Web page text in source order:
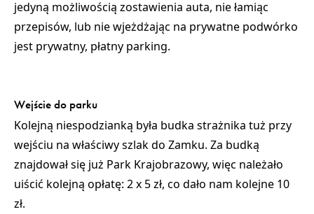
jedyną możliwością zostawienia auta, nie łamiąc
przepisów, lub nie wjeżdżając na prywatne podwórko
jest prywatny, płatny parking.
Wejście do parku
Kolejną niespodzianką była budka strażnika tuż przy
wejściu na właściwy szlak do Zamku. Za budką
znajdował się już Park Krajobrazowy, więc należało
uiścić kolejną opłatę: 2 x 5 zł, co dało nam kolejne 10
zł.